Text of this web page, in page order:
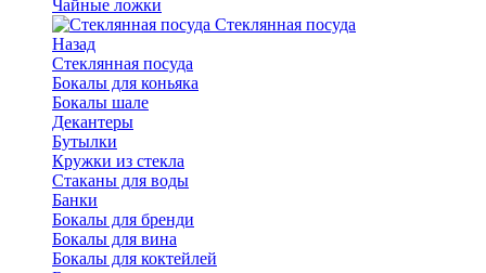
Чайные ложки
Стеклянная посуда
Назад
Стеклянная посуда
Бокалы для коньяка
Бокалы шале
Декантеры
Бутылки
Кружки из стекла
Стаканы для воды
Банки
Бокалы для бренди
Бокалы для вина
Бокалы для коктейлей